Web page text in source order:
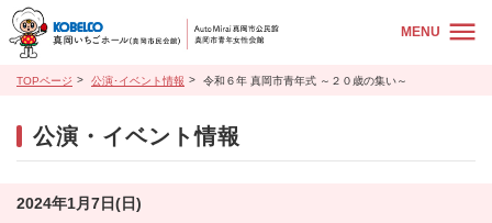
MENU
TOPページ 公演･イベント情報 令和６年 真岡市青年式 ～２０歳の集い～
公演・イベント情報
2024年1月7日(日)